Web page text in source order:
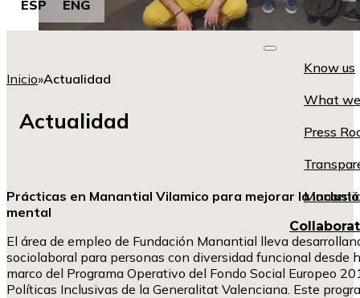
Know us
What
Press
ESP ENG
Inicio»Actualidad
Actualidad
Prácticas en Manantial Vilamico para mejorar la
mental
El área de empleo de Fundación Manantial lleva
sociolaboral para personas con diversidad funcional desde
marco del Programa Operativo del Fondo Social Europeo
Políticas Inclusivas de la Generalitat Valenciana. Este